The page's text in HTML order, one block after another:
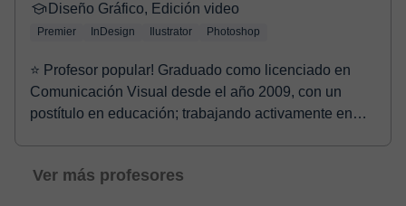
Diseño Gráfico, Edición video
Premier InDesign Ilustrator Photoshop
⭐ Profesor popular! Graduado como licenciado en
Comunicación Visual desde el año 2009, con un
postítulo en educación; trabajando activamente en
Ver más profesores